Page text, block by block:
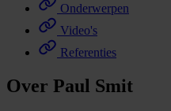
Onderwerpen
Video's
Referenties
Over Paul Smit